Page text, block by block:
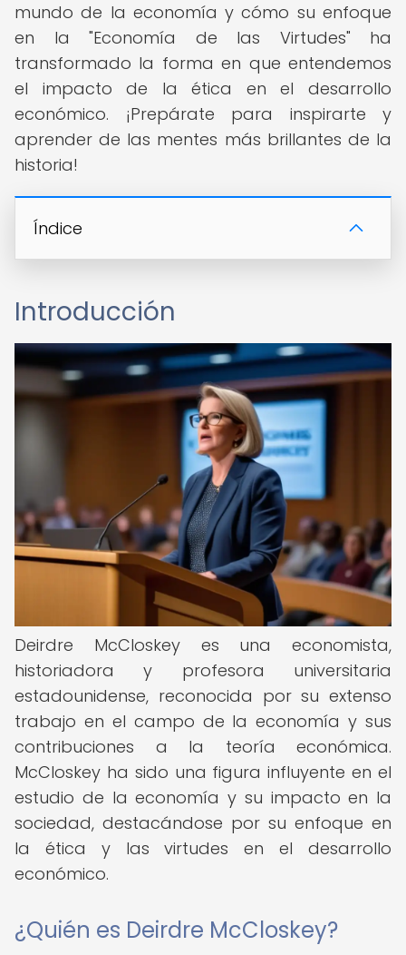
mundo de la economía y cómo su enfoque
en la "Economía de las Virtudes" ha
transformado la forma en que entendemos
el impacto de la ética en el desarrollo
económico. ¡Prepárate para inspirarte y
aprender de las mentes más brillantes de la
historia!
Índice
Introducción
Deirdre McCloskey es una economista,
historiadora y profesora universitaria
estadounidense, reconocida por su extenso
trabajo en el campo de la economía y sus
contribuciones a la teoría económica.
McCloskey ha sido una figura influyente en el
estudio de la economía y su impacto en la
sociedad, destacándose por su enfoque en
la ética y las virtudes en el desarrollo
económico.
¿Quién es Deirdre McCloskey?